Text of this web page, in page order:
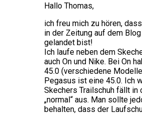
Hallo Thomas,
ich freu mich zu hören,
in der Zeitung auf dem
gelandet bist!
Ich laufe neben dem
auch On und Nike. Bei On
45.0 (verschiedene
Pegasus ist eine 45.0. Ich
Skechers Trailschuh fällt in
„normal“ aus. Man sollte
behalten, dass der